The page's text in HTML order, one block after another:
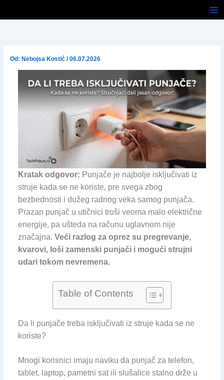
Od: Nebojsa Kostić /06.07.2026
Kratak odgovor: Punjače je najbolje isključivati iz
struje kada se ne koriste, pre svega zbog
bezbednosti i dužeg radnog veka samog punjača.
Prazan punjač u utičnici troši veoma malo električne
energije, pa ušteda na računu uglavnom nije
značajna. Veći razlog za oprez su pregrevanje,
kvarovi, loši zamenski punjači i mogući strujni
udari tokom nevremena.
Table of Contents
Da li punjače treba isključivati iz struje kada se ne
koriste?
Mnogi korisnici imaju naviku da punjač za telefon,
tablet, laptop, pametni sat ili slušalice stalno drže u